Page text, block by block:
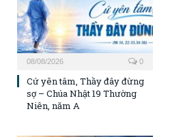
08/08/2026 0
Cứ yên tâm, Thầy đây đừng
sợ – Chúa Nhật 19 Thường
Niên, năm A